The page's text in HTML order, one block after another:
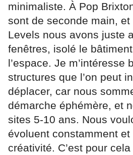
minimaliste. À Pop
sont de seconde main, et
Levels nous avons juste
fenêtres, isolé le
l’espace. Je m’intéresse
structures que l’on peut
déplacer, car nous
démarche éphémère, et
sites 5-10 ans. Nous
évoluent constamment
créativité. C’est pour